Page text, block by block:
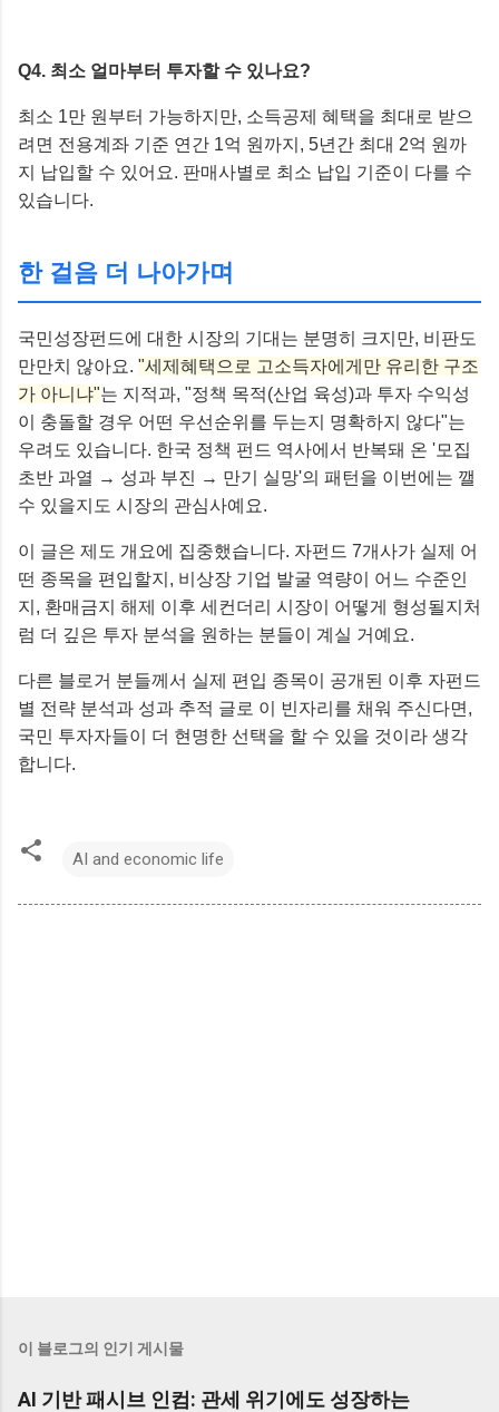
Q4. 최소 얼마부터 투자할 수 있나요?
최소 1만 원부터 가능하지만, 소득공제 혜택을 최대로 받으
려면 전용계좌 기준 연간 1억 원까지, 5년간 최대 2억 원까
지 납입할 수 있어요. 판매사별로 최소 납입 기준이 다를 수
있습니다.
한 걸음 더 나아가며
국민성장펀드에 대한 시장의 기대는 분명히 크지만, 비판도
만만치 않아요. "세제혜택으로 고소득자에게만 유리한 구조
가 아니냐"는 지적과, "정책 목적(산업 육성)과 투자 수익성
이 충돌할 경우 어떤 우선순위를 두는지 명확하지 않다"는
우려도 있습니다. 한국 정책 펀드 역사에서 반복돼 온 '모집
초반 과열 → 성과 부진 → 만기 실망'의 패턴을 이번에는 깰
수 있을지도 시장의 관심사예요.
이 글은 제도 개요에 집중했습니다. 자펀드 7개사가 실제 어
떤 종목을 편입할지, 비상장 기업 발굴 역량이 어느 수준인
지, 환매금지 해제 이후 세컨더리 시장이 어떻게 형성될지처
럼 더 깊은 투자 분석을 원하는 분들이 계실 거예요.
다른 블로거 분들께서 실제 편입 종목이 공개된 이후 자펀드
별 전략 분석과 성과 추적 글로 이 빈자리를 채워 주신다면,
국민 투자자들이 더 현명한 선택을 할 수 있을 것이라 생각
합니다.
AI and economic life
이 블로그의 인기 게시물
AI 기반 패시브 인컴: 관세 위기에도 성장하는